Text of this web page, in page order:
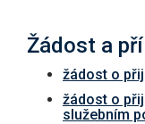
Žádost a
žádost o
žádost o
služebním